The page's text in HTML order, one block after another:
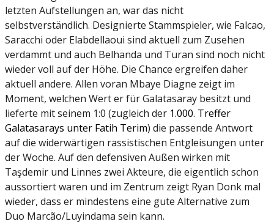
letzten Aufstellungen an, war das nicht
selbstverständlich. Designierte Stammspieler, wie Falcao,
Saracchi oder Elabdellaoui sind aktuell zum Zusehen
verdammt und auch Belhanda und Turan sind noch nicht
wieder voll auf der Höhe. Die Chance ergreifen daher
aktuell andere. Allen voran Mbaye Diagne zeigt im
Moment, welchen Wert er für Galatasaray besitzt und
lieferte mit seinem 1:0 (zugleich der 1.000. Treffer
Galatasarays unter Fatih Terim) die passende Antwort
auf die widerwärtigen rassistischen Entgleisungen unter
der Woche. Auf den defensiven Außen wirken mit
Taşdemir und Linnes zwei Akteure, die eigentlich schon
aussortiert waren und im Zentrum zeigt Ryan Donk mal
wieder, dass er mindestens eine gute Alternative zum
Duo Marcão/Luyindama sein kann.